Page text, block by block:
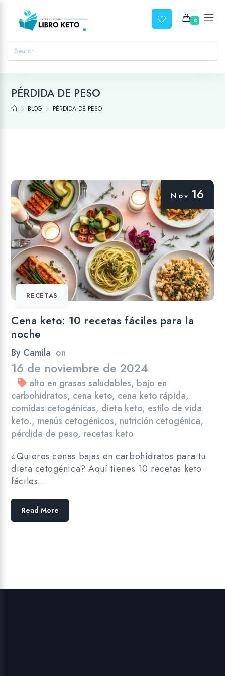
0
PÉRDIDA DE PESO
BLOG PÉRDIDA DE PESO
Nov 16
RECETAS
Cena keto: 10 recetas fáciles para la
noche
By Camila on
16 de noviembre de 2024
| alto en grasas saludables, bajo en
carbohidratos, cena keto, cena keto rápida,
comidas cetogénicas, dieta keto, estilo de vida
keto., menús cetogénicos, nutrición cetogénica,
pérdida de peso, recetas keto
¿Quieres cenas bajas en carbohidratos para tu
dieta cetogénica? Aquí tienes 10 recetas keto
fáciles…
Read More